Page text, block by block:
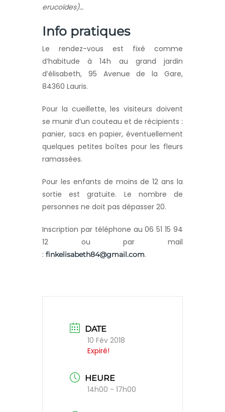
erucoïdes)…
Info pratiques
Le rendez-vous est fixé comme
d’habitude à 14h au grand jardin
d’élisabeth, 95 Avenue de la Gare,
84360 Lauris.
Pour la cueillette, les visiteurs doivent
se munir d’un couteau et de récipients :
panier, sacs en papier, éventuellement
quelques petites boîtes pour les fleurs
ramassées.
Pour les enfants de moins de 12 ans la
sortie est gratuite. Le nombre de
personnes ne doit pas dépasser 20.
Inscription par téléphone au 06 51 15 94
12 ou par mail
: finkelisabeth84@gmail.com.
DATE
10 Fév 2018
Expiré!
HEURE
14h00 - 17h00